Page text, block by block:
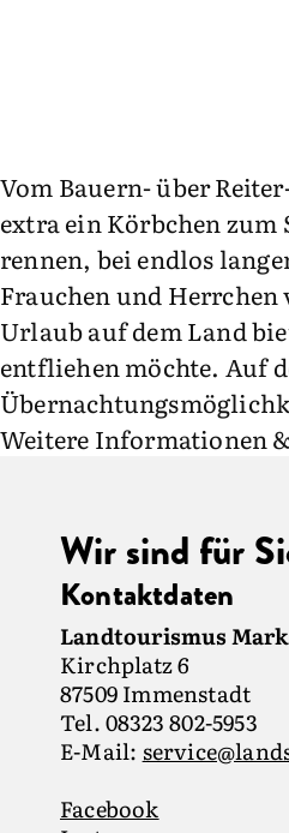
Vom Bauern- über
extra ein Körbchen
rennen, bei endlos
Frauchen und
Urlaub auf dem Land
entfliehen möchte. Auf
Weitere Informationen
Wir sind für
Kontaktdaten
Landtourismus
Kirchplatz 6
87509 Immenstadt
Tel. 08323 802-5953
E-Mail:
Facebook